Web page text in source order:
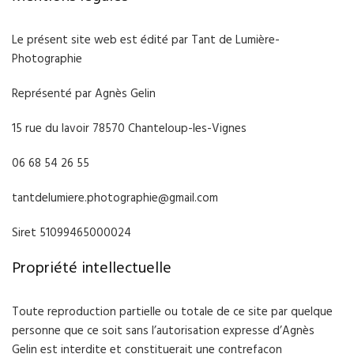
Le présent site web est édité par Tant de Lumière-
Photographie
Représenté par Agnès Gelin
15 rue du lavoir 78570 Chanteloup-les-Vignes
06 68 54 26 55
tantdelumiere.photographie@gmail.com
Siret 51099465000024
Propriété intellectuelle
Toute reproduction partielle ou totale de ce site par quelque
personne que ce soit sans l’autorisation expresse d’Agnès
Gelin est interdite et constituerait une contrefaçon